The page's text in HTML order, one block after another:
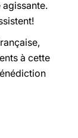
à cette